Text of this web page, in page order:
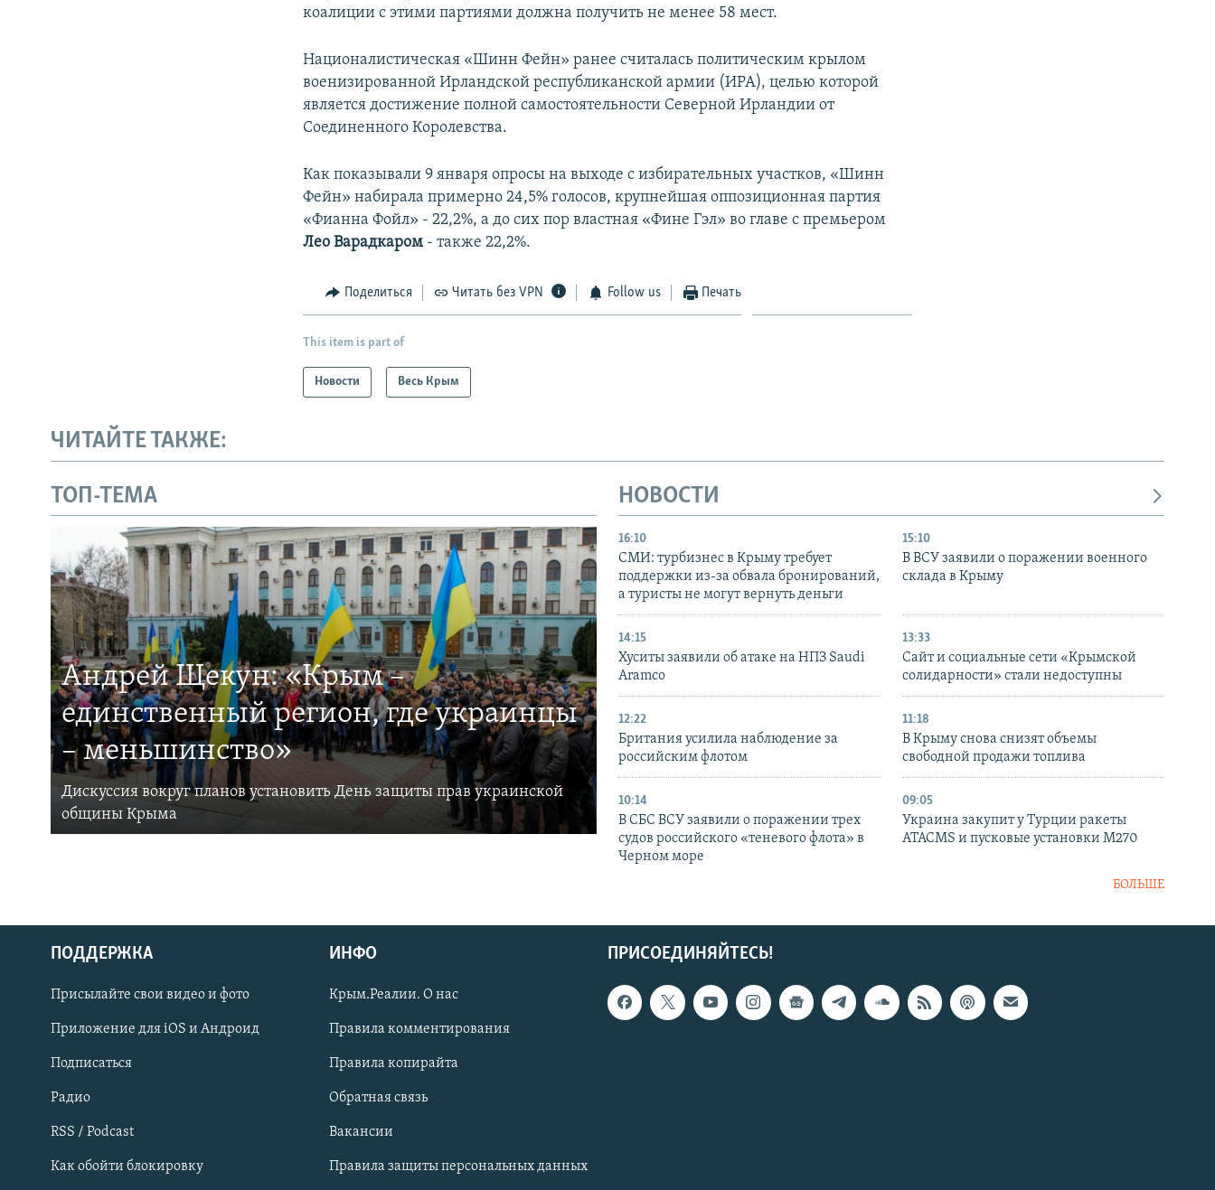
Українською
Qırımtatar
ПРИСОЕДИНЯЙТЕСЬ!
коалиции с этими партиями должна получить не менее 58 мест.
Националистическая «Шинн Фейн» ранее считалась политическим крылом
военизированной Ирландской республиканской армии (ИРА), целью которой
является достижение полной самостоятельности Северной Ирландии от
Соединенного Королевства.
Как показывали 9 января опросы на выходе с избирательных участков, «Шинн
Фейн» набирала примерно 24,5% голосов, крупнейшая оппозиционная партия
«Фианна Фойл» - 22,2%, а до сих пор властная «Фине Гэл» во главе с премьером
Лео Варадкаром - также 22,2%.
Поделиться Читать без VPN Follow us Печать
This item is part of
Новости Весь Крым
ЧИТАЙТЕ ТАКЖЕ:
ТОП-ТЕМА
Андрей Щекун: «Крым –
единственный регион, где украинцы
– меньшинство»
Дискуссия вокруг планов установить День защиты прав украинской
общины Крыма
НОВОСТИ
16:10
СМИ: турбизнес в Крыму требует
поддержки из-за обвала бронирований,
а туристы не могут вернуть деньги
15:10
В ВСУ заявили о поражении военного
склада в Крыму
14:15
Хуситы заявили об атаке на НПЗ Saudi
Aramco
13:33
Сайт и социальные сети «Крымской
солидарности» стали недоступны
12:22
Британия усилила наблюдение за
российским флотом
11:18
В Крыму снова снизят объемы
свободной продажи топлива
10:14
В СБС ВСУ заявили о поражении трех
судов российского «теневого флота» в
Черном море
09:05
Украина закупит у Турции ракеты
ATACMS и пусковые установки M270
БОЛЬШЕ
ПРИСОЕДИНЯЙТЕСЬ!
ПОДДЕРЖКА
Присылайте свои видео и фото
Приложение для iOS и Андроид
Подписаться
Радио
RSS / Podcast
Как обойти блокировку
ИНФО
Крым.Реалии. О нас
Правила комментирования
Правила копирайта
Обратная связь
Вакансии
Правила защиты персональных данных